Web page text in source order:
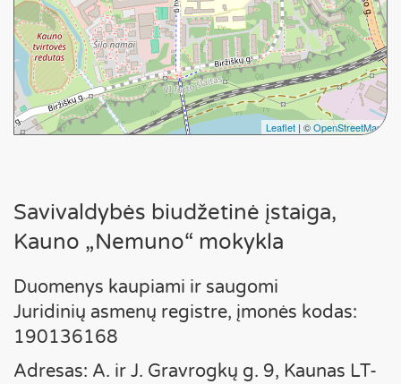
Leaflet | ©OpenStreetMap
Savivaldybės biudžetinė įstaiga,
Kauno „Nemuno“ mokykla
Duomenys kaupiami ir saugomi
Juridinių asmenų registre, įmonės kodas:
190136168
Adresas: A. ir J. Gravrogkų g. 9, Kaunas LT-